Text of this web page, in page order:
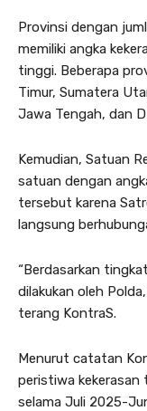
Provinsi dengan
memiliki angka
tinggi. Beberapa
Timur, Sumatera
Jawa Tengah, dan
Kemudian, Satuan
satuan dengan
tersebut karena
langsung
“Berdasarkan
dilakukan oleh
terang KontraS.
Menurut catatan
peristiwa kekerasan
selama Juli 2025-